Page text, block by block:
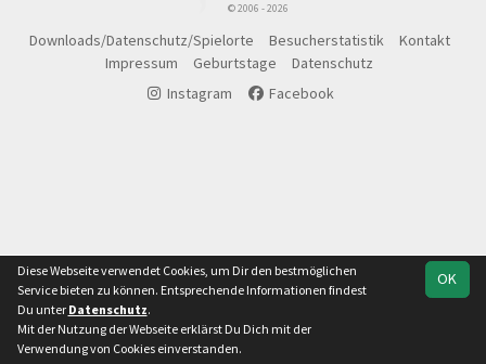
© 2006 - 2026
Downloads/Datenschutz/Spielorte Besucherstatistik
Kontakt
Impressum
Geburtstage
Datenschutz
Instagram
Facebook
OK
Diese Webseite verwendet Cookies, um Dir den bestmöglichen
Service bieten zu können. Entsprechende Informationen findest
Du unter Datenschutz.
Mit der Nutzung der Webseite erklärst Du Dich mit der
Verwendung von Cookies einverstanden.